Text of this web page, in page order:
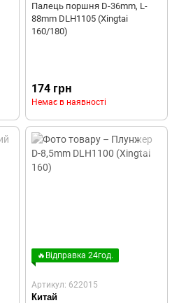
Палець поршня D-36mm, L-
88mm DLH1105 (Xingtai
160/180)
174 грн
Немає в наявності
🔥Відправка 24год.
Артикул: 622015
Китай